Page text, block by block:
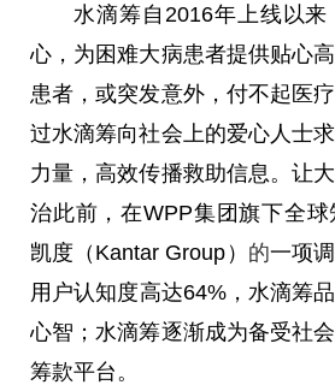
水滴筹自2016年上线以
心，为困难大病患者提供贴心
患者，或突发意外，付不起医
过水滴筹向社会上的爱心人士
力量，高效传播救助信息。让
治此前，在WPP集团旗下全
凯度（Kantar Group） 的一项
用户认知度高达64%，水滴筹
心智；水滴筹逐渐成为备受社
筹款平台。